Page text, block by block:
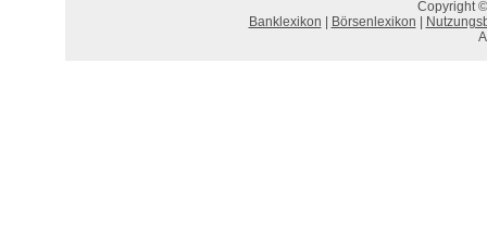
Copyright
Banklexikon
Börsenlexikon